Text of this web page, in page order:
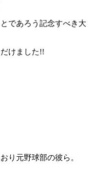
であろう記念すべき大
けました!!
り元野球部の彼ら。